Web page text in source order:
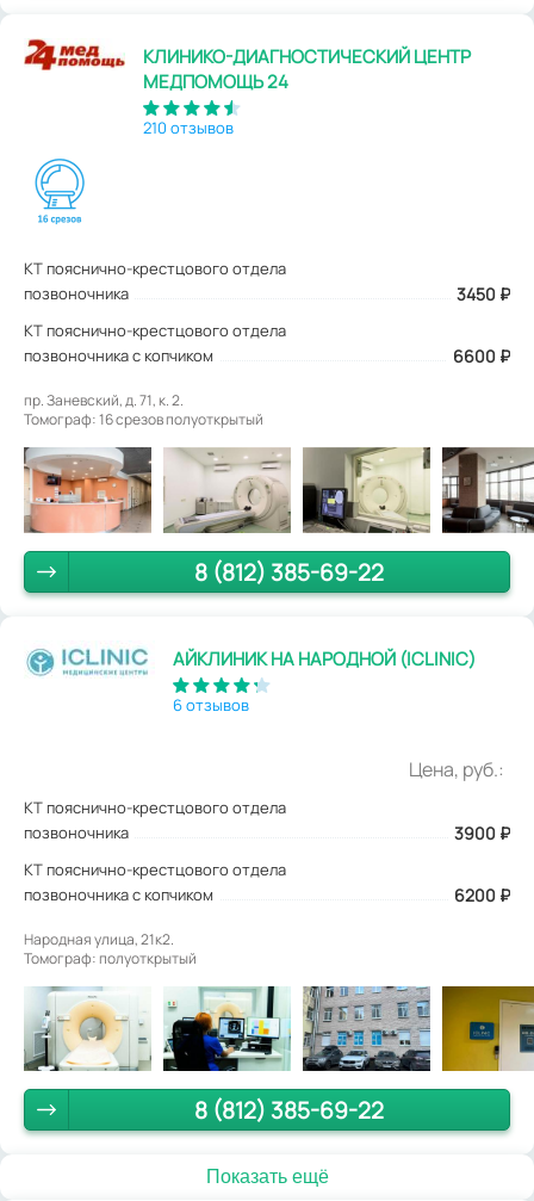
КЛИНИКО-ДИАГНОСТИЧЕСКИЙ ЦЕНТР
МЕДПОМОЩЬ 24
210 отзывов
КТ пояснично-крестцового отдела
позвоночника
3450 ₽
КТ пояснично-крестцового отдела
позвоночника с копчиком
6600 ₽
пр. Заневский, д. 71, к. 2.
Томограф: 16 срезов полуоткрытый
8 (812) 385-69-22
АЙКЛИНИК НА НАРОДНОЙ (ICLINIC)
6 отзывов
Цена, руб.:
КТ пояснично-крестцового отдела
позвоночника
3900 ₽
КТ пояснично-крестцового отдела
позвоночника с копчиком
6200 ₽
Народная улица, 21к2.
Томограф: полуоткрытый
8 (812) 385-69-22
Показать ещё